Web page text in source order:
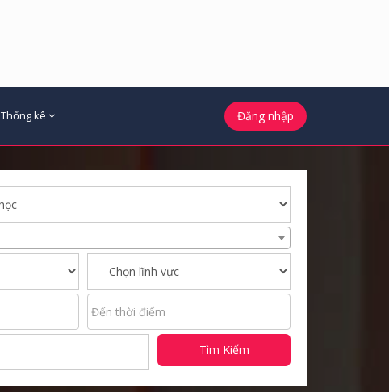
Thống kê Đăng nhập
Tìm Kiếm